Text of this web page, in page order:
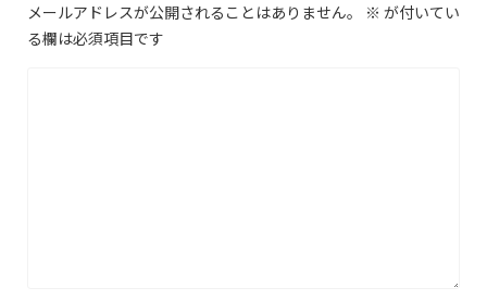
メールアドレスが公開されることはありません。 ※ が付いてい
る欄は必須項目です